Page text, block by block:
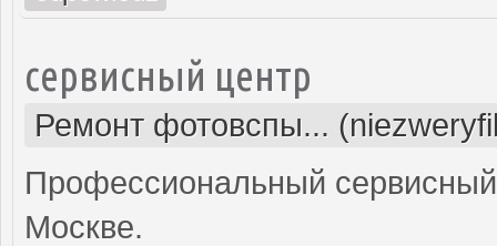
сервисный центр
Ремонт фотовспы...
Профессиональный
Москве.